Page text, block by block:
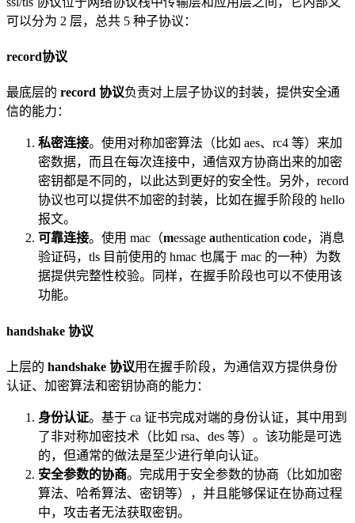
可以分为 2 层，总共 5 种子协议：
record协议
最底层的 record 协议负责对上层子协议的封装，提供安全通
信的能力：
私密连接。使用对称加密算法（比如 aes、rc4 等）来加
密数据，而且在每次连接中，通信双方协商出来的加密
密钥都是不同的，以此达到更好的安全性。另外，record
协议也可以提供不加密的封装，比如在握手阶段的 hello
报文。
可靠连接。使用 mac（message authentication code，消息
验证码，tls 目前使用的 hmac 也属于 mac 的一种）为数
据提供完整性校验。同样，在握手阶段也可以不使用该
功能。
handshake 协议
上层的 handshake 协议用在握手阶段，为通信双方提供身份
认证、加密算法和密钥协商的能力：
身份认证。基于 ca 证书完成对端的身份认证，其中用到
了非对称加密技术（比如 rsa、des 等）。该功能是可选
的，但通常的做法是至少进行单向认证。
安全参数的协商。完成用于安全参数的协商（比如加密
算法、哈希算法、密钥等），并且能够保证在协商过程
中，攻击者无法获取密钥。